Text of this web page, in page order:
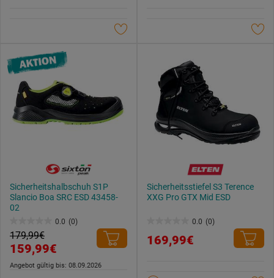
Sicherheitshalbschuh S1P
Slancio Boa SRC ESD 43458-
02
0.0 (0)
von
Sternen.
179,99€
159,99€
Angebot gültig bis: 08.09.2026
Sicherheitsstiefel S3 Terence
XXG Pro GTX Mid ESD
0.0 (0)
von
169,99€